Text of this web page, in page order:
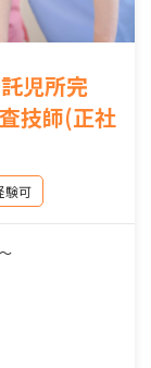
児所完
技師(正社
験可